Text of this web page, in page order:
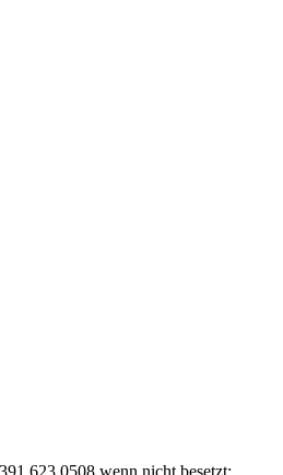
623 0508 wenn nicht besetzt: